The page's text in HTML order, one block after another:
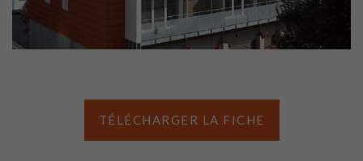
TÉLÉCHARGER LA FICHE